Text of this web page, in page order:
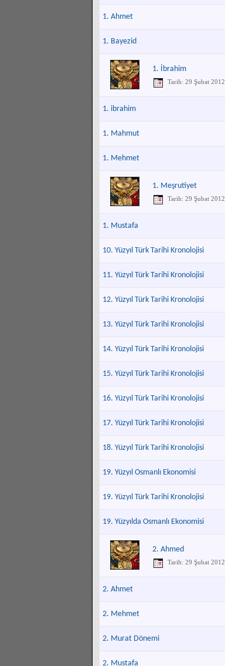
1. Ahmet
1. Bayezid
1. İbrahim
Tarih: 29 Şubat 2012
1. ibrahim
1. Mahmut
1. Mehmet
1. Meşrutiyet
Tarih: 29 Şubat 2012
1. Mustafa
10. Yüzyıl Türk Tarihi Kronolojisi
11. Yüzyıl Türk Tarihi Kronolojisi
12. Yüzyıl Türk Tarihi Kronolojisi
13. Yüzyıl Türk Tarihi Kronolojisi
14. Yüzyıl Türk Tarihi Kronolojisi
15. Yüzyıl Türk Tarihi Kronolojisi
16. Yüzyıl Türk Tarihi Kronolojisi
17. Yüzyıl Türk Tarihi Kronolojisi
18. Yüzyıl Türk Tarihi Kronolojisi
19. Yüzyıl Osmanlı Ekonomisi
19. Yüzyıl Türk Tarihi Kronolojisi
19. Yüzyılda Osmanlı Ekonomisi
2. Ahmed
Tarih: 29 Şubat 2012
2. Ahmet
2. Mehmet
2. Murat Dönemi
2. Mustafa